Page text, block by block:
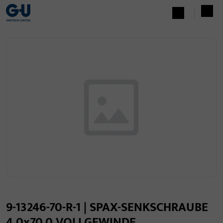
9-13246-70-R-1 | SPAX-SENKSCHRAUBE